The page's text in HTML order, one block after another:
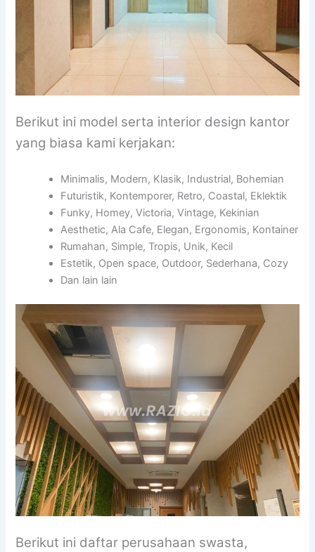
Berikut ini model serta interior design kantor
yang biasa kami kerjakan:
Minimalis, Modern, Klasik, Industrial, Bohemian
Futuristik, Kontemporer, Retro, Coastal, Eklektik
Funky, Homey, Victoria, Vintage, Kekinian
Aesthetic, Ala Cafe, Elegan, Ergonomis, Kontainer
Rumahan, Simple, Tropis, Unik, Kecil
Estetik, Open space, Outdoor, Sederhana, Cozy
Dan lain lain
Berikut ini daftar perusahaan swasta,